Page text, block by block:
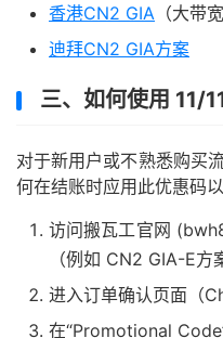
香港CN2 GIA （大带
迪拜CN2 GIA方案
三、如何使用 11/
对于新用户或不熟悉购买
何在结账时应用此优惠码
访问搬瓦工官网
（例如 CN2 GIA-E方
进入订单确认页面（
在“Promotional